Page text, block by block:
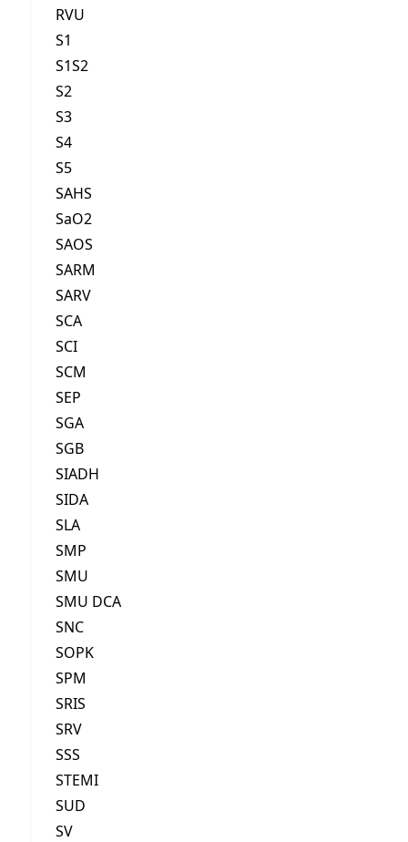
RVU
S1
S1S2
S2
S3
S4
S5
SAHS
SaO2
SAOS
SARM
SARV
SCA
SCI
SCM
SEP
SGA
SGB
SIADH
SIDA
SLA
SMP
SMU
SMU DCA
SNC
SOPK
SPM
SRIS
SRV
SSS
STEMI
SUD
SV